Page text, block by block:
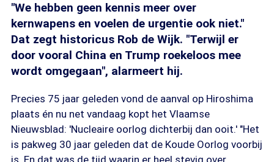
"We hebben geen kennis meer over
kernwapens en voelen de urgentie ook niet."
Dat zegt historicus Rob de Wijk. "Terwijl er
door vooral China en Trump roekeloos mee
wordt omgegaan", alarmeert hij.
Precies 75 jaar geleden vond de aanval op Hiroshima
plaats én nu net vandaag kopt het Vlaamse
Nieuwsblad: 'Nucleaire oorlog dichterbij dan ooit.' "Het
is pakweg 30 jaar geleden dat de Koude Oorlog voorbij
is. En dat was de tijd waarin er heel stevig over